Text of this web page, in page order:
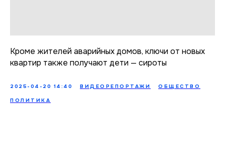
Кроме жителей аварийных домов, ключи от новых
квартир также получают дети — сироты
2025-04-20 14:40 ВИДЕОРЕПОРТАЖИ ОБЩЕСТВО
ПОЛИТИКА